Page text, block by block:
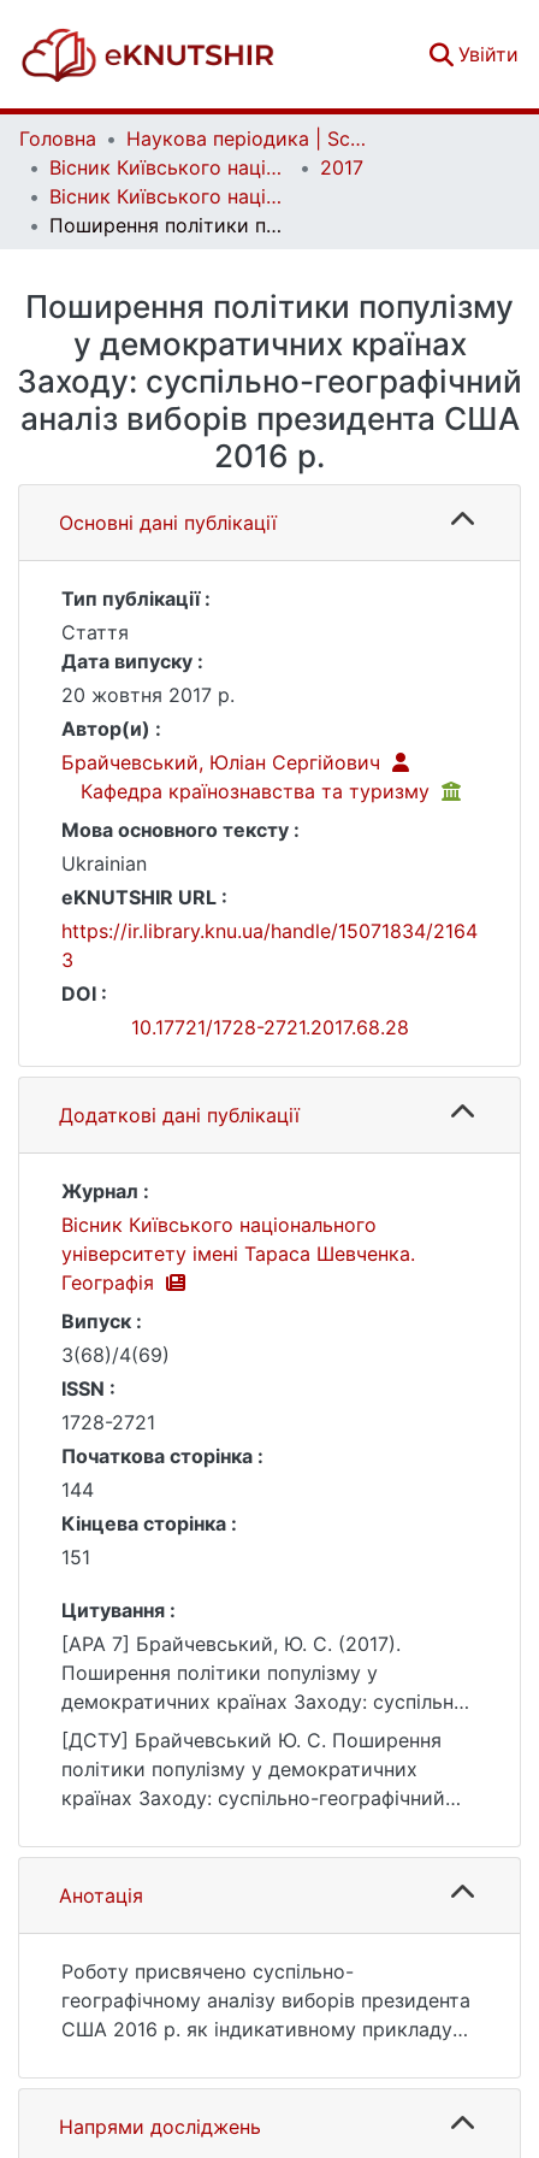
Увійти
Головна
Наукова періодика | Scientific periodicals
Вісник Київського національного університету імені Тараса Шевченка. Географія | Bulletin of Taras Shevchenko National University of Kyiv. Geography
2017
Вісник Київського національного університету імені Тараса Шевченка. Географія. Випуск 3(68)/4(69)
Поширення політики популізму у демократичних країнах Заходу: суспільно-географічний аналіз виборів президента США 2016 р.
Поширення політики популізму
у демократичних країнах
Заходу: суспільно-географічний
аналіз виборів президента США
2016 р.
Основні дані публікації
Тип публікації :
Стаття
Дата випуску :
20 жовтня 2017 р.
Автор(и) :
Брайчевський, Юліан Сергійович
Кафедра країнознавства та туризму
Мова основного тексту :
Ukrainian
eKNUTSHIR URL :
https://ir.library.knu.ua/handle/15071834/2164
3
DOI :
10.17721/1728-2721.2017.68.28
Додаткові дані публікації
Журнал :
Вісник Київського національного
університету імені Тараса Шевченка.
Географія
Випуск :
3(68)/4(69)
ISSN :
1728-2721
Початкова сторінка :
144
Кінцева сторінка :
151
Цитування :
[APA 7] Брайчевський, Ю. С. (2017).
Поширення політики популізму у
демократичних країнах Заходу: суспільно-
географічний аналіз виборів президента
США 2016 р. Вісник Київського
національного університету імені Тараса
Шевченка. Географія, (3(68)/4(69)), 144–151.
https://doi.org/10.17721/1728-
[ДСТУ] Брайчевський Ю. С. Поширення
політики популізму у демократичних
країнах Заходу: суспільно-географічний
Вісник Київського національного
університету імені Тараса Шевченка.
Географія. 2017. № 3(68)/4(69). С. 144—151.
звернення: 25.07.2026).
Анотація
Роботу присвячено суспільно-
географічному аналізу виборів президента
США 2016 р. як індикативному прикладу
ідеологій у західних демократіях. На
основі аналізу електоральної ситуації у
США у роботі стверджується, що
Напрями досліджень